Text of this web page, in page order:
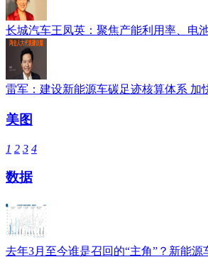
长城汽车王凤英：聚焦产能利用率、电
雷军：建设新能源车碳足迹核算体系 加
美图
1 2 3 4
数据
去年3月至今谁是召回的“主角”？新能源